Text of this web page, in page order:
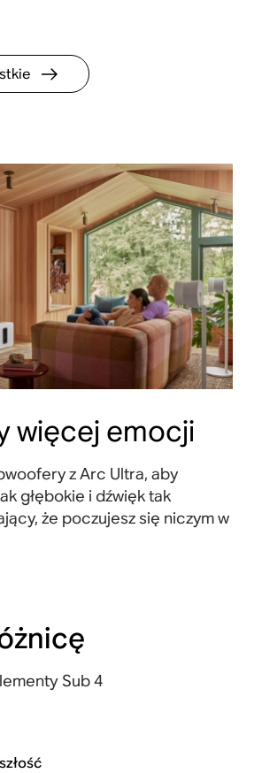
więcej emocji
z Arc Ultra, aby
głębokie i dźwięk tak
że poczujesz się niczym w
Sub 4